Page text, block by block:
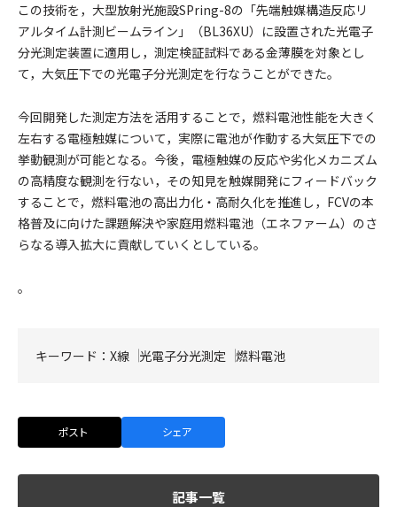
この技術を，大型放射光施設SPring-8の「先端触媒構造反応リ
アルタイム計測ビームライン」（BL36XU）に設置された光電子
分光測定装置に適用し，測定検証試料である金薄膜を対象とし
て，大気圧下での光電子分光測定を行なうことができた。
今回開発した測定方法を活用することで，燃料電池性能を大きく
左右する電極触媒について，実際に電池が作動する大気圧下での
挙動観測が可能となる。今後，電極触媒の反応や劣化メカニズム
の高精度な観測を行ない，その知見を触媒開発にフィードバック
することで，燃料電池の高出力化・高耐久化を推進し，FCVの本
格普及に向けた課題解決や家庭用燃料電池（エネファーム）のさ
らなる導入拡大に貢献していくとしている。
。
キーワード： X線 光電子分光測定 燃料電池
ポスト シェア
記事一覧